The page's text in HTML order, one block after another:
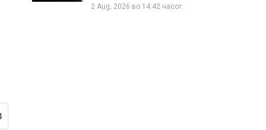
2 Aug, 2026 во 14:42 часот.